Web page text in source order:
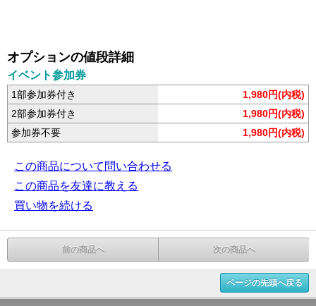
オプションの値段詳細
イベント参加券
1部参加券付き
1,980円(内税)
2部参加券付き
1,980円(内税)
参加券不要
1,980円(内税)
この商品について問い合わせる
この商品を友達に教える
買い物を続ける
前の商品へ 次の商品へ
ページの先頭へ戻る